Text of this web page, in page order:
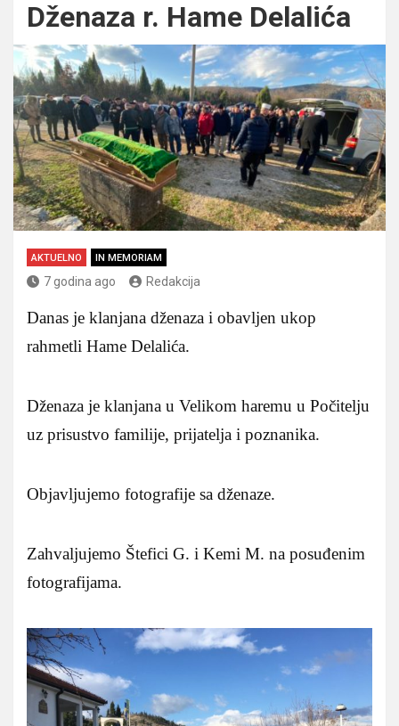
Dženaza r. Hame Delalića
AKTUELNO IN MEMORIAM
7 godina ago Redakcija
Danas je klanjana dženaza i obavljen ukop
rahmetli Hame Delalića.
Dženaza je klanjana u Velikom haremu u Počitelju
uz prisustvo familije, prijatelja i poznanika.
Objavljujemo fotografije sa dženaze.
Zahvaljujemo Štefici G. i Kemi M. na posuđenim
fotografijama.